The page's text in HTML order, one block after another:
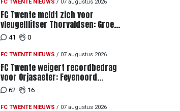
FC TWENTE NIEUWS / 07 augustus 2026
FC Twente meldt zich voor
vleugelflitser Thorvaldsen: Groen
licht voor miljoenenbod
41 0
FC TWENTE NIEUWS / 07 augustus 2026
FC Twente weigert recordbedrag
voor Orjasaeter: Feyenoord
genoemd na megabod
62 16
FC TWENTE NIEUWS / 07 augustus 2026